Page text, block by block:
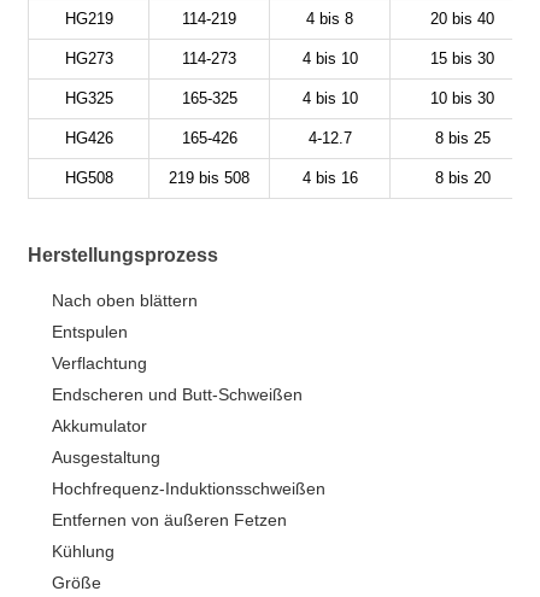
HG219 114-219 4 bis 8 20 bis 40
HG273 114-273 4 bis 10 15 bis 30
HG325 165-325 4 bis 10 10 bis 30
HG426 165-426 4-12.7 8 bis 25
HG508 219 bis 508 4 bis 16 8 bis 20
Herstellungsprozess
Nach oben blättern
Entspulen
Verflachtung
Endscheren und Butt-Schweißen
Akkumulator
Ausgestaltung
Hochfrequenz-Induktionsschweißen
Entfernen von äußeren Fetzen
Kühlung
Größe